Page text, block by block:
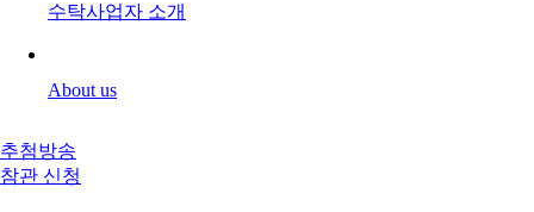
수탁사업자 소개
About us
추첨방송
참관 신청